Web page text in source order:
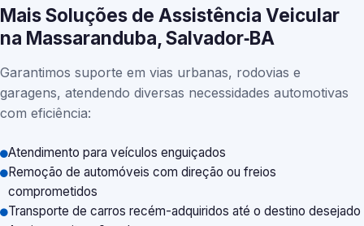
Mais Soluções de Assistência Veicular
na Massaranduba, Salvador‑BA
Garantimos suporte em vias urbanas, rodovias e
garagens, atendendo diversas necessidades automotivas
com eficiência:
Atendimento para veículos enguiçados
Remoção de automóveis com direção ou freios
comprometidos
Transporte de carros recém-adquiridos até o destino desejado